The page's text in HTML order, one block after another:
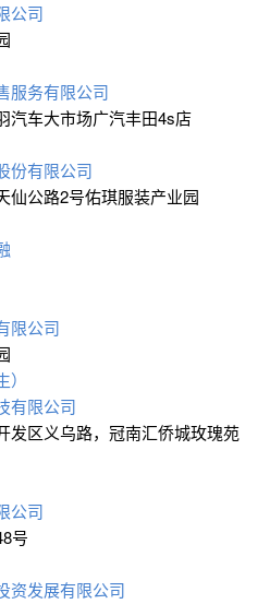
公司
服务有限公司
汽车大市场广汽丰田4s店
份有限公司
仙公路2号佑琪服装产业园
限公司
有限公司
发区义乌路，冠南汇侨城玫瑰苑
公司
号
资发展有限公司